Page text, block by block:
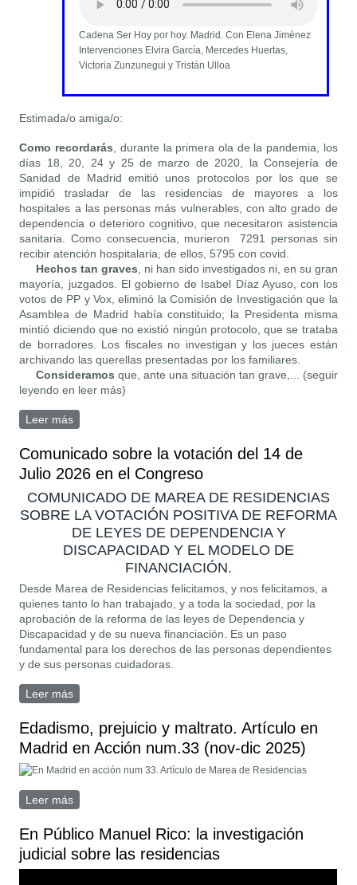
Cadena Ser Hoy por hoy. Madrid. Con Elena Jiménez
Intervenciones Elvira García, Mercedes Huertas,
Victoria Zunzunegui y Tristán Ulloa
Estimada/o amiga/o:
Como recordarás, durante la primera ola de la pandemia, los
días 18, 20, 24 y 25 de marzo de 2020, la Consejería de
Sanidad de Madrid emitió unos protocolos por los que se
impidió trasladar de las residencias de mayores a los
hospitales a las personas más vulnerables, con alto grado de
dependencia o deterioro cognitivo, que necesitaron asistencia
sanitaria. Como consecuencia, murieron 7291 personas sin
recibir atención hospitalaria, de ellos, 5795 con covid.
Hechos tan graves, ni han sido investigados ni, en su gran
mayoría, juzgados. El gobierno de Isabel Díaz Ayuso, con los
votos de PP y Vox, eliminó la Comisión de Investigación que la
Asamblea de Madrid había constituido; la Presidenta misma
mintió diciendo que no existió ningún protocolo, que se trataba
de borradores. Los fiscales no investigan y los jueces están
archivando las querellas presentadas por los familiares.
Consideramos que, ante una situación tan grave,... (seguir
leyendo en leer más)
Leer más
Comunicado sobre la votación del 14 de
Julio 2026 en el Congreso
COMUNICADO DE MAREA DE RESIDENCIAS
SOBRE LA VOTACIÓN POSITIVA DE REFORMA
DE LEYES DE DEPENDENCIA Y
DISCAPACIDAD Y EL MODELO DE
FINANCIACIÓN.
Desde Marea de Residencias felicitamos, y nos felicitamos, a
quienes tanto lo han trabajado, y a toda la sociedad, por la
aprobación de la reforma de las leyes de Dependencia y
Discapacidad y de su nueva financiación. Es un paso
fundamental para los derechos de las personas dependientes
y de sus personas cuidadoras.
Leer más
Edadismo, prejuicio y maltrato. Artículo en
Madrid en Acción num.33 (nov-dic 2025)
Leer más
En Público Manuel Rico: la investigación
judicial sobre las residencias